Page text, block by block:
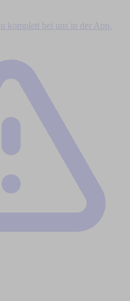
komplett bei uns in der App.